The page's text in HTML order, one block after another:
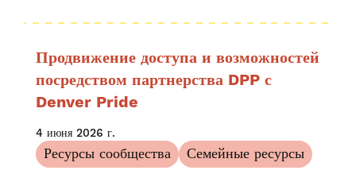
Foundation (SOLF) на протяжении почти
комплексные услуги тем, кто в них больше
всего нуждается...
Продвижение доступа и возможностей
посредством партнерства DPP с
Denver Pride
4 июня 2026 г.
Ресурсы сообщества
Семейные ресурсы